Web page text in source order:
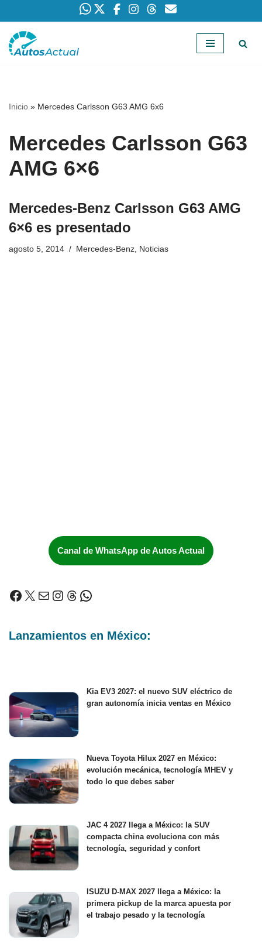
Saltar
Inicio » Mercedes Carlsson G63 AMG 6x6
Mercedes Carlsson G63
AMG 6×6
Mercedes-Benz Carlsson G63 AMG
6×6 es presentado
agosto 5, 2014 Mercedes-Benz, Noticias
Canal de WhatsApp de Autos Actual
Lanzamientos en México:
Kia EV3 2027: el nuevo SUV eléctrico de
gran autonomía inicia ventas en México
Nueva Toyota Hilux 2027 en México:
evolución mecánica, tecnología MHEV y
todo lo que debes saber
JAC 4 2027 llega a México: la SUV
compacta china evoluciona con más
tecnología, seguridad y confort
ISUZU D-MAX 2027 llega a México: la
primera pickup de la marca apuesta por
el trabajo pesado y la tecnología